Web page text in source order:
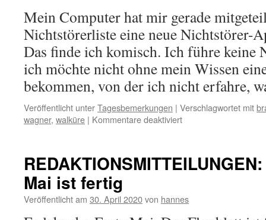
Mein Computer hat mir gerade
Nichtstörerliste eine neue Nichtstörer-
Das finde ich komisch. Ich führe keine
ich möchte nicht ohne mein Wissen
bekommen, von der ich nicht erfahre,
Veröffentlicht unterTagesbemerkungen | Verschlagwortet mit
wagner, walküre | Kommentare deaktiviertfür
App
Mai ist fertig
Veröffentlicht am 30. April 2020von hannes